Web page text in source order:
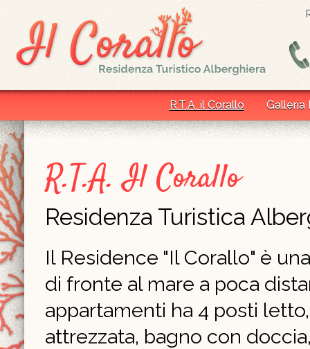
R.T.A. il Corallo Galleria
R.T.A. Il Corallo
Residenza Turistica
Il Residence "Il Corallo" è
di fronte al mare a poca
appartamenti ha 4 posti
attrezzata, bagno con